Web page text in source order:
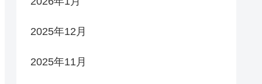
2025年12月
2025年11月